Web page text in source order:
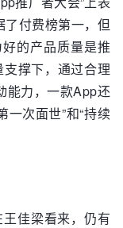
付费榜第一，但
的产品质量是推
撑下，通过合理
能力，一款App还
一次面世”和“持续
佳梁看来，仍有